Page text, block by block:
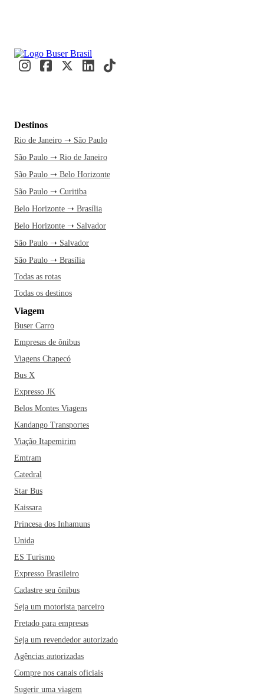
Destinos
Rio de Janeiro ➝ São Paulo
São Paulo ➝ Rio de Janeiro
São Paulo ➝ Belo Horizonte
São Paulo ➝ Curitiba
Belo Horizonte ➝ Brasília
Belo Horizonte ➝ Salvador
São Paulo ➝ Salvador
São Paulo ➝ Brasília
Todas as rotas
Todas os destinos
Viagem
Buser Carro
Empresas de ônibus
Viagens Chapecó
Bus X
Expresso JK
Belos Montes Viagens
Kandango Transportes
Viação Itapemirim
Emtram
Catedral
Star Bus
Kaissara
Princesa dos Inhamuns
Unida
ES Turismo
Expresso Brasileiro
Cadastre seu ônibus
Seja um motorista parceiro
Fretado para empresas
Seja um revendedor autorizado
Agências autorizadas
Compre nos canais oficiais
Sugerir uma viagem